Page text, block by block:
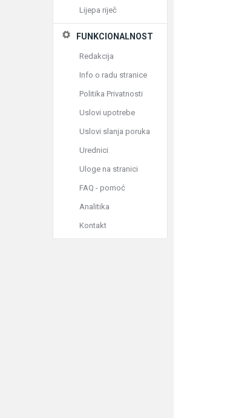
Lijepa riječ
FUNKCIONALNOST
Redakcija
Info o radu stranice
Politika Privatnosti
Uslovi upotrebe
Uslovi slanja poruka
Urednici
Uloge na stranici
FAQ - pomoć
Analitika
Kontakt